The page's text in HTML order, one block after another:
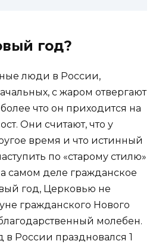
год?
люди в России,
с жаром отвергают
что он приходится на
Они считают, что у
время и что истинный
по «старому стилю»
самом деле гражданское
год, Церковью не
гражданского Нового
молебен.
в России праздновался 1